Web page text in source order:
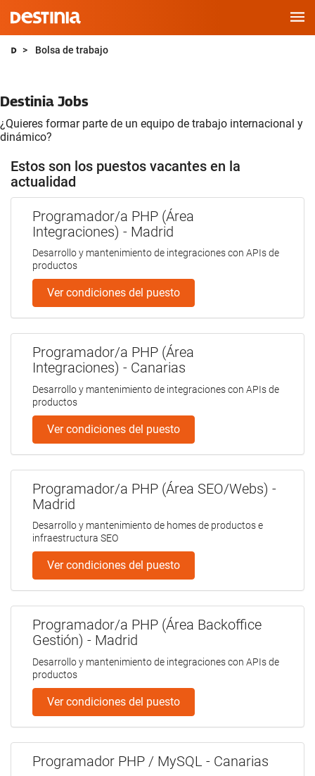
Saltar
Bolsa de trabajo
Destinia Jobs
¿Quieres formar parte de un equipo de trabajo internacional y
dinámico?
Estos son los puestos vacantes en la
actualidad
Programador/a PHP (Área
Integraciones) - Madrid
Desarrollo y mantenimiento de integraciones con APIs de
productos
Ver condiciones del puesto
Programador/a PHP (Área
Integraciones) - Canarias
Desarrollo y mantenimiento de integraciones con APIs de
productos
Ver condiciones del puesto
Programador/a PHP (Área SEO/Webs) -
Madrid
Desarrollo y mantenimiento de homes de productos e
infraestructura SEO
Ver condiciones del puesto
Programador/a PHP (Área Backoffice
Gestión) - Madrid
Desarrollo y mantenimiento de integraciones con APIs de
productos
Ver condiciones del puesto
Programador PHP / MySQL - Canarias